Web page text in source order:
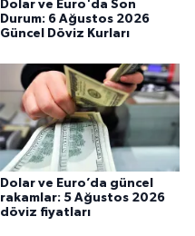
Dolar ve Euro'da Son
Durum: 6 Ağustos 2026
Güncel Döviz Kurları
Dolar ve Euro’da güncel
rakamlar: 5 Ağustos 2026
döviz fiyatları